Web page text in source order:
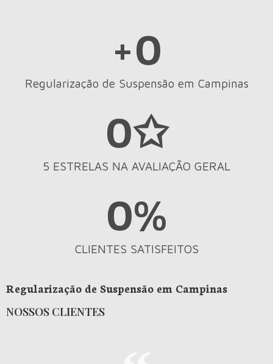
Regularização de Suspensão em Campinas
+0
5 ESTRELAS NA AVALIAÇÃO GERAL
0✩
CLIENTES SATISFEITOS
0%
Regularização de Suspensão em Campinas
NOSSOS CLIENTES